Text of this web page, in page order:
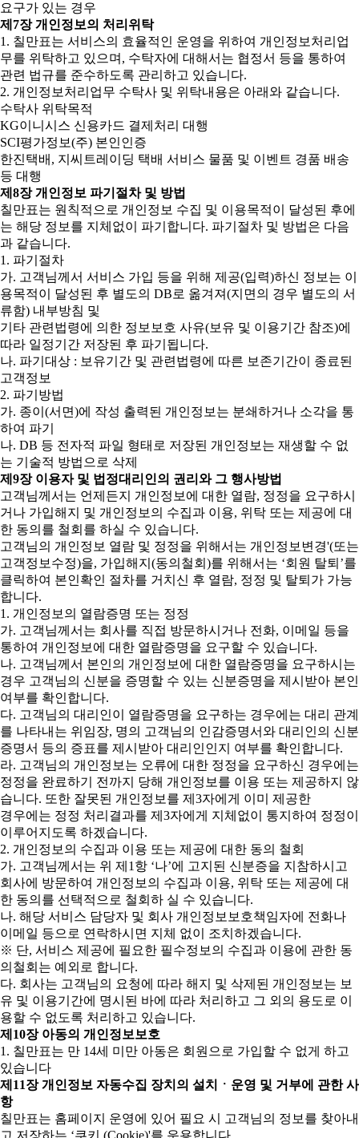
요구가 있는 경우
제7장 개인정보의 처리위탁
1. 칠만표는 서비스의 효율적인 운영을 위하여 개인정보처리업
무를 위탁하고 있으며, 수탁자에 대해서는 협정서 등을 통하여
관련 법규를 준수하도록 관리하고 있습니다.
2. 개인정보처리업무 수탁사 및 위탁내용은 아래와 같습니다.
수탁사 위탁목적
KG이니시스 신용카드 결제처리 대행
SCI평가정보(주) 본인인증
한진택배, 지씨트레이딩 택배 서비스 물품 및 이벤트 경품 배송
등 대행
제8장 개인정보 파기절차 및 방법
칠만표는 원칙적으로 개인정보 수집 및 이용목적이 달성된 후에
는 해당 정보를 지체없이 파기합니다. 파기절차 및 방법은 다음
과 같습니다.
1. 파기절차
가. 고객님께서 서비스 가입 등을 위해 제공(입력)하신 정보는 이
용목적이 달성된 후 별도의 DB로 옮겨져(지면의 경우 별도의 서
류함) 내부방침 및
기타 관련법령에 의한 정보보호 사유(보유 및 이용기간 참조)에
따라 일정기간 저장된 후 파기됩니다.
나. 파기대상 : 보유기간 및 관련법령에 따른 보존기간이 종료된
고객정보
2. 파기방법
가. 종이(서면)에 작성 출력된 개인정보는 분쇄하거나 소각을 통
하여 파기
나. DB 등 전자적 파일 형태로 저장된 개인정보는 재생할 수 없
는 기술적 방법으로 삭제
제9장 이용자 및 법정대리인의 권리와 그 행사방법
고객님께서는 언제든지 개인정보에 대한 열람, 정정을 요구하시
거나 가입해지 및 개인정보의 수집과 이용, 위탁 또는 제공에 대
한 동의를 철회를 하실 수 있습니다.
고객님의 개인정보 열람 및 정정을 위해서는 개인정보변경'(또는
고객정보수정)을, 가입해지(동의철회)를 위해서는 ‘회원 탈퇴’를
클릭하여 본인확인 절차를 거치신 후 열람, 정정 및 탈퇴가 가능
합니다.
1. 개인정보의 열람증명 또는 정정
가. 고객님께서는 회사를 직접 방문하시거나 전화, 이메일 등을
통하여 개인정보에 대한 열람증명을 요구할 수 있습니다.
나. 고객님께서 본인의 개인정보에 대한 열람증명을 요구하시는
경우 고객님의 신분을 증명할 수 있는 신분증명을 제시받아 본인
여부를 확인합니다.
다. 고객님의 대리인이 열람증명을 요구하는 경우에는 대리 관계
를 나타내는 위임장, 명의 고객님의 인감증명서와 대리인의 신분
증명서 등의 증표를 제시받아 대리인인지 여부를 확인합니다.
라. 고객님의 개인정보는 오류에 대한 정정을 요구하신 경우에는
정정을 완료하기 전까지 당해 개인정보를 이용 또는 제공하지 않
습니다. 또한 잘못된 개인정보를 제3자에게 이미 제공한
경우에는 정정 처리결과를 제3자에게 지체없이 통지하여 정정이
이루어지도록 하겠습니다.
2. 개인정보의 수집과 이용 또는 제공에 대한 동의 철회
가. 고객님께서는 위 제1항 ‘나’에 고지된 신분증을 지참하시고
회사에 방문하여 개인정보의 수집과 이용, 위탁 또는 제공에 대
한 동의를 선택적으로 철회하 실 수 있습니다.
나. 해당 서비스 담당자 및 회사 개인정보보호책임자에 전화나
이메일 등으로 연락하시면 지체 없이 조치하겠습니다.
※ 단, 서비스 제공에 필요한 필수정보의 수집과 이용에 관한 동
의철회는 예외로 합니다.
다. 회사는 고객님의 요청에 따라 해지 및 삭제된 개인정보는 보
유 및 이용기간에 명시된 바에 따라 처리하고 그 외의 용도로 이
용할 수 없도록 처리하고 있습니다.
제10장 아동의 개인정보보호
1. 칠만표는 만 14세 미만 아동은 회원으로 가입할 수 없게 하고
있습니다
제11장 개인정보 자동수집 장치의 설치ㆍ운영 및 거부에 관한 사
항
칠만표는 홈페이지 운영에 있어 필요 시 고객님의 정보를 찾아내
고 저장하는 ‘쿠키 (Cookie)'를 운용합니다.